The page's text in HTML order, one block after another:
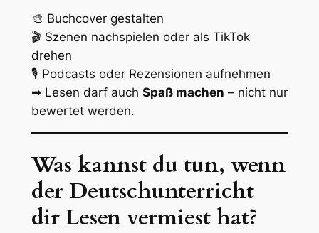
🎨 Buchcover gestalten
🎬 Szenen nachspielen oder als TikTok
drehen
🎙️ Podcasts oder Rezensionen aufnehmen
➡ Lesen darf auch Spaß machen – nicht nur
bewertet werden.
Was kannst du tun, wenn
der Deutschunterricht
dir Lesen vermiest hat?